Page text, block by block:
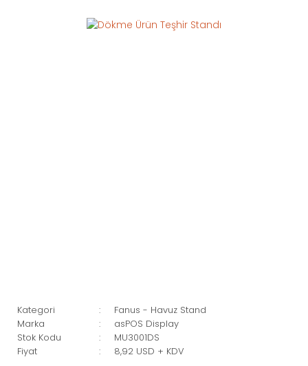
Kategori
Fanus - Havuz Stand
Marka
asPOS Display
Stok Kodu
MU3001DS
Fiyat
8,92 USD + KDV